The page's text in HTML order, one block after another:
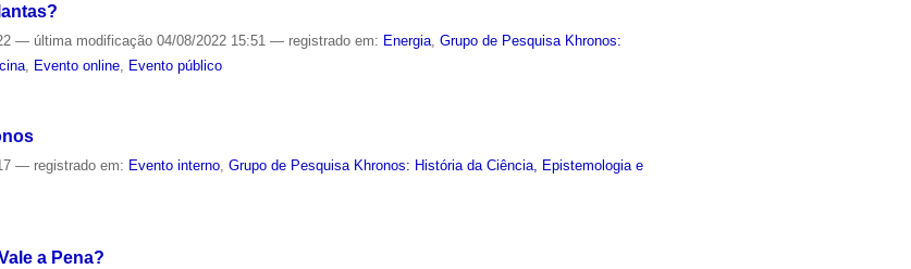
— última modificação 04/08/2022 15:51— registrado em: Energia ,Grupo de Pesquisa Khronos:
Evento online Evento público
— registrado em: Evento interno,Grupo de Pesquisa Khronos: História da Ciência, Epistemologia e
a Pena?